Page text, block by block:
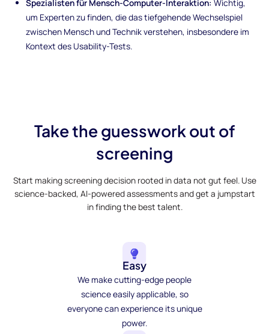
Spezialisten für Mensch-Computer-Interaktion: Wichtig,
um Experten zu finden, die das tiefgehende Wechselspiel
zwischen Mensch und Technik verstehen, insbesondere im
Kontext des Usability-Tests.
Take the guesswork out of
screening
Start making screening decision rooted in data not gut feel. Use
science-backed, AI-powered assessments and get a jumpstart
in finding the best talent.
Easy
We make cutting-edge people
science easily applicable, so
everyone can experience its unique
power.